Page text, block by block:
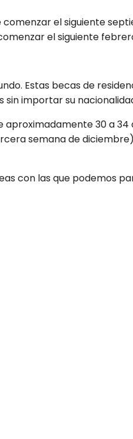
comenzar el siguiente
el siguiente
Estas becas de
importar su
aproximadamente 30 a 34
semana de
con las que podemos